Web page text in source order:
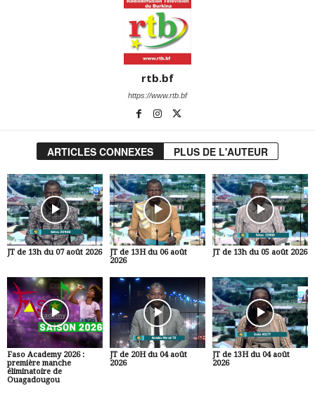
rtb.bf
https://www.rtb.bf
ARTICLES CONNEXES PLUS DE L'AUTEUR
JT de 13h du 07 août 2026
JT de 13H du 06 août
2026
JT de 13h du 05 août 2026
Faso Academy 2026 :
première manche
éliminatoire de
Ouagadougou
JT de 20H du 04 août
2026
JT de 13H du 04 août
2026